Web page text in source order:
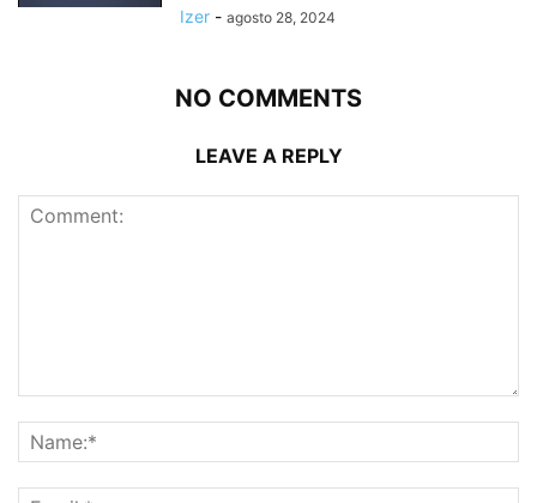
Izer - agosto 28, 2024
NO COMMENTS
LEAVE A REPLY